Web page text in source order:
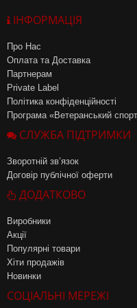
ІНФОРМАЦІЯ
Про Нас
Оплата та Доставка
Партнерам
Private Label
Політика конфіденційності
Програма «Ветеранський
СЛУЖБА ПІДТРИМКИ
Зворотній зв’язок
Договір публічної оферти
ДОДАТКОВО
Виробники
Акції
Популярні товари
Хіти продажів
Новинки
СОЦІАЛЬНІ МЕРЕЖІ